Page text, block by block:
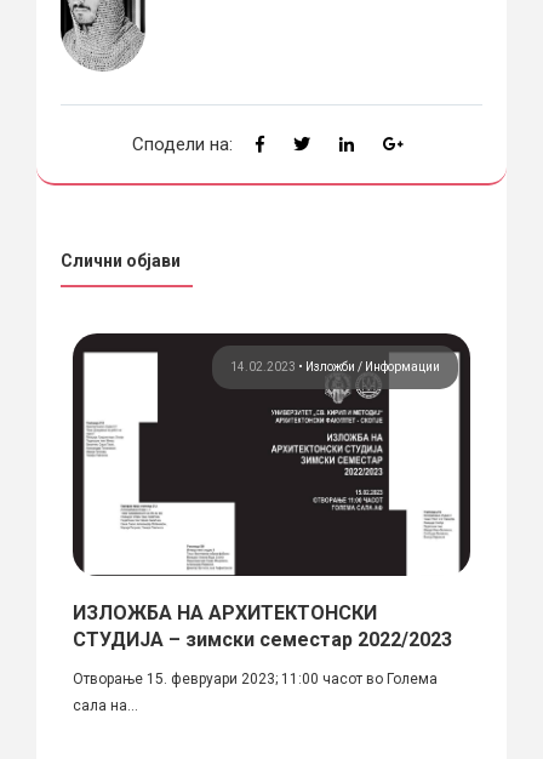
Сподели на:
Слични објави
14.02.2023 • Изложби Информации
ИЗЛОЖБА НА АРХИТЕКТОНСКИ
СТУДИЈА – зимски семестар 2022/2023
Отворање 15. февруари 2023; 11:00 часот во Голема
сала на...